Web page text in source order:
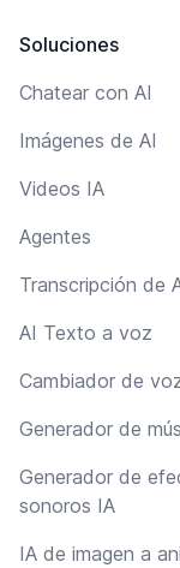
Soluciones
Chatear con AI
Imágenes de AI
Videos IA
Agentes
Transcripción de
AI Texto a voz
Cambiador de
Generador de
Generador de
sonoros IA
IA de imagen a